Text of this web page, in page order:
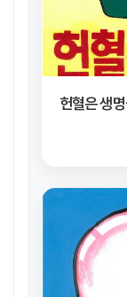
헌혈은 생